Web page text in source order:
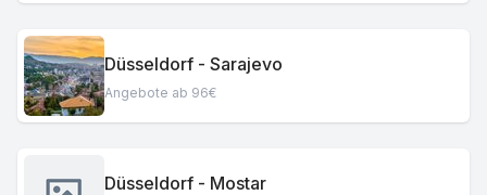
Düsseldorf - Sarajevo
Angebote ab 96€
Düsseldorf - Mostar